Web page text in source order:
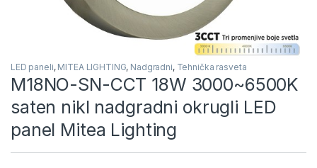
LED paneli, MITEA LIGHTING, Nadgradni, Tehnička rasveta
M18NO-SN-CCT 18W 3000~6500K
saten nikl nadgradni okrugli LED
panel Mitea Lighting